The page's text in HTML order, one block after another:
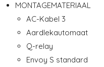
MONTAGEMATERIAAL
AC-Kabel 3
Aardlekautomaat
Q-relay
Envoy S standard